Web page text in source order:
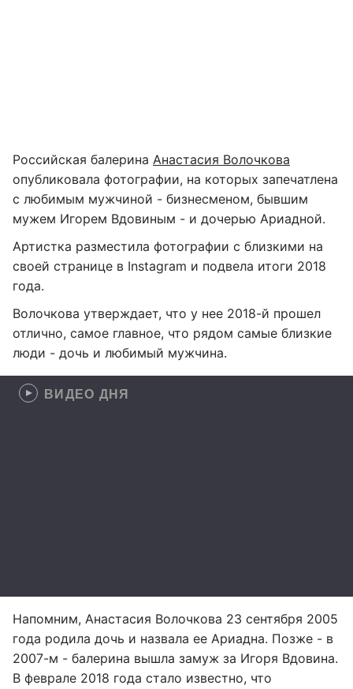
Российская балерина Анастасия Волочкова
опубликовала фотографии, на которых запечатлена
с любимым мужчиной - бизнесменом, бывшим
мужем Игорем Вдовиным - и дочерью Ариадной.
Артистка разместила фотографии с близкими на
своей странице в Instagram и подвела итоги 2018
года.
Волочкова утверждает, что у нее 2018-й прошел
отлично, самое главное, что рядом самые близкие
люди - дочь и любимый мужчина.
ВИДЕО ДНЯ
Напомним, Анастасия Волочкова 23 сентября 2005
года родила дочь и назвала ее Ариадна. Позже - в
2007-м - балерина вышла замуж за Игоря Вдовина.
В феврале 2018 года стало известно, что